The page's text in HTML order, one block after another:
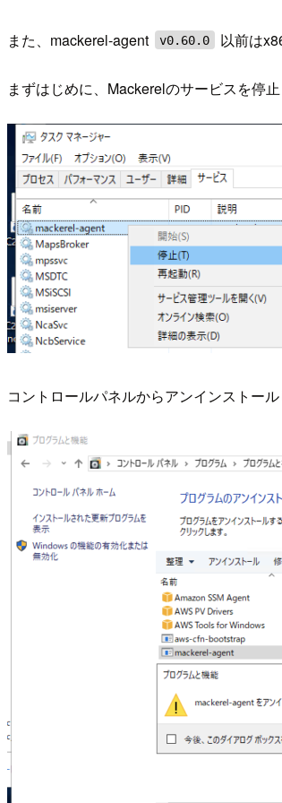
また、mackerel-agent v0.60.0 以前は
まずはじめに、Mackerelのサービスを停止
コントロールパネルからアンインストール